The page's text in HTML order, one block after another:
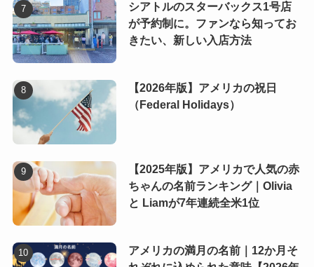
シアトルのスターバックス1号店
が予約制に。ファンなら知ってお
きたい、新しい入店方法
【2026年版】アメリカの祝日
（Federal Holidays）
【2025年版】アメリカで人気の赤
ちゃんの名前ランキング｜Olivia
と Liamが7年連続全米1位
アメリカの満月の名前｜12か月そ